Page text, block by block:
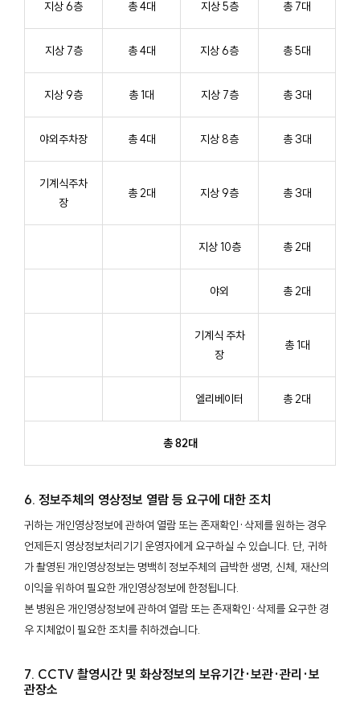
지상 6층 총 4대 지상 5층 총 7대
지상 7층 총 4대 지상 6층 총 5대
지상 9층 총 1대 지상 7층 총 3대
야외주차장 총 4대 지상 8층 총 3대
기계식주차
장
총 2대 지상 9층 총 3대
지상 10층 총 2대
야외 총 2대
기계식 주차
장
총 1대
엘리베이터 총 2대
총 82대
6. 정보주체의 영상정보 열람 등 요구에 대한 조치
귀하는 개인영상정보에 관하여 열람 또는 존재확인·삭제를 원하는 경우
언제든지 영상정보처리기기 운영자에게 요구하실 수 있습니다. 단, 귀하
가 촬영된 개인영상정보는 명백히 정보주체의 급박한 생명, 신체, 재산의
이익을 위하여 필요한 개인영상정보에 한정됩니다.
본 병원은 개인영상정보에 관하여 열람 또는 존재확인·삭제를 요구한 경
우 지체없이 필요한 조치를 취하겠습니다.
7. CCTV 촬영시간 및 화상정보의 보유기간·보관·관리·보
관장소